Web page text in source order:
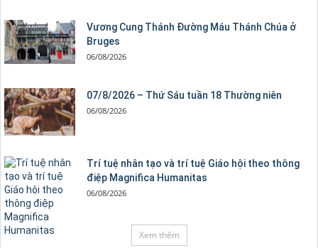
Vương Cung Thánh Ðường Máu Thánh Chúa ở
Bruges
06/08/2026
07/8/2026 – Thứ Sáu tuần 18 Thường niên
06/08/2026
Trí tuệ nhân tạo và trí tuệ Giáo hội theo thông
điệp Magnifica Humanitas
06/08/2026
Xem thêm